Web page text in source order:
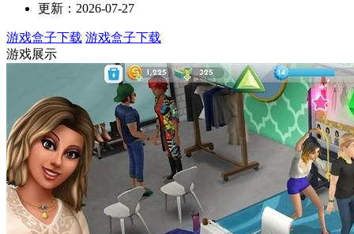
更新：2026-07-27
游戏盒子下载 游戏盒子下载
游戏展示